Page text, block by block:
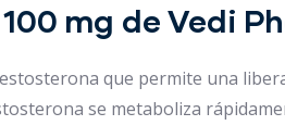
mg de Vedi
que permite una
se metaboliza